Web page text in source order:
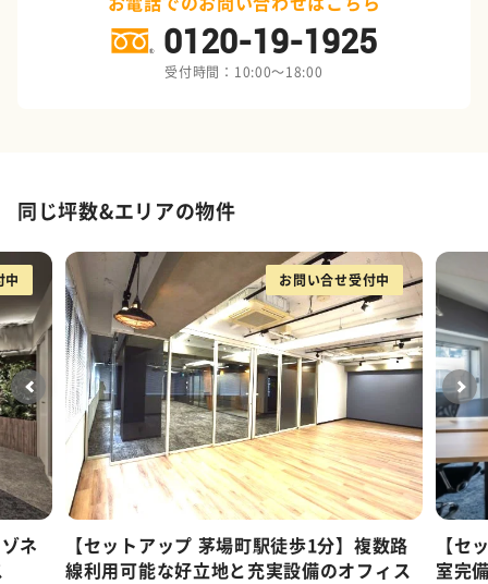
0120-19-1925
受付時間：10:00～18:00
同じ坪数&エリアの物件
中
ネ
お問い合せ受付中
【セットアップ 茅場町駅徒歩1分】複数路
線利用可能な好立地と充実設備のオフィス
【セ
室完